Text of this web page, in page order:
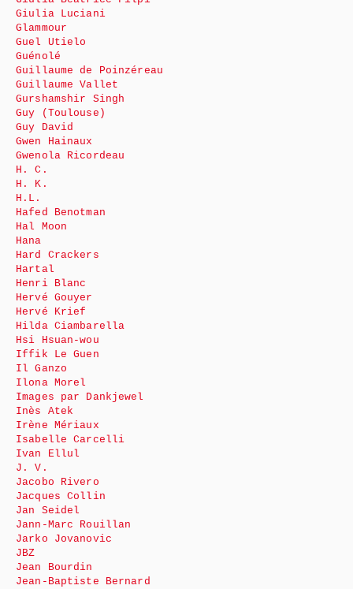
Giulia Luciani
Glammour
Guel Utielo
Guénolé
Guillaume de Poinzéreau
Guillaume Vallet
Gurshamshir Singh
Guy (Toulouse)
Guy David
Gwen Hainaux
Gwenola Ricordeau
H. C.
H. K.
H.L.
Hafed Benotman
Hal Moon
Hana
Hard Crackers
Hartal
Henri Blanc
Hervé Gouyer
Hervé Krief
Hilda Ciambarella
Hsi Hsuan-wou
Iffik Le Guen
Il Ganzo
Ilona Morel
Images par Dankjewel
Inès Atek
Irène Mériaux
Isabelle Carcelli
Ivan Ellul
J. V.
Jacobo Rivero
Jacques Collin
Jan Seidel
Jann-Marc Rouillan
Jarko Jovanovic
JBZ
Jean Bourdin
Jean-Baptiste Bernard